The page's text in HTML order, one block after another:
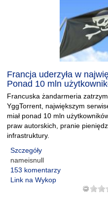
Francja uderzyła w
Ponad 10 mln
Francuska żandarmeria
YggTorrent, największym
miał ponad 10 mln
praw autorskich, pranie
infrastruktury.
Szczegóły
nameisnull
153 komentarzy
Link na Wykop